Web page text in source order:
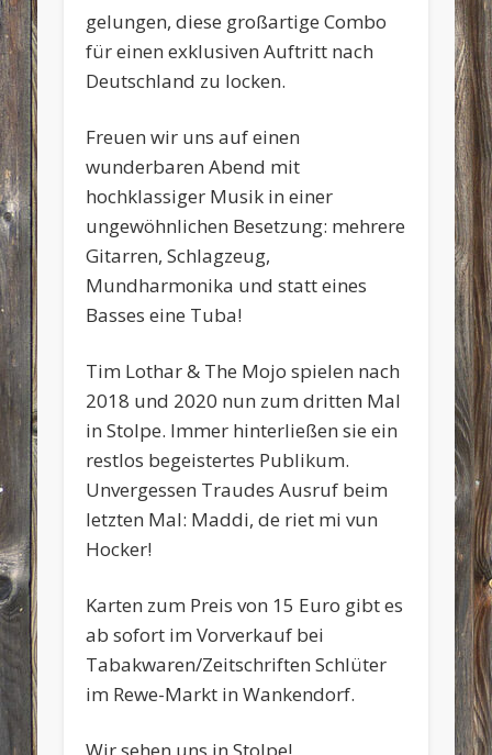
gelungen, diese großartige Combo
für einen exklusiven Auftritt nach
Deutschland zu locken.
Freuen wir uns auf einen
wunderbaren Abend mit
hochklassiger Musik in einer
ungewöhnlichen Besetzung: mehrere
Gitarren, Schlagzeug,
Mundharmonika und statt eines
Basses eine Tuba!
Tim Lothar & The Mojo spielen nach
2018 und 2020 nun zum dritten Mal
in Stolpe. Immer hinterließen sie ein
restlos begeistertes Publikum.
Unvergessen Traudes Ausruf beim
letzten Mal: Maddi, de riet mi vun
Hocker!
Karten zum Preis von 15 Euro gibt es
ab sofort im Vorverkauf bei
Tabakwaren/Zeitschriften Schlüter
im Rewe-Markt in Wankendorf.